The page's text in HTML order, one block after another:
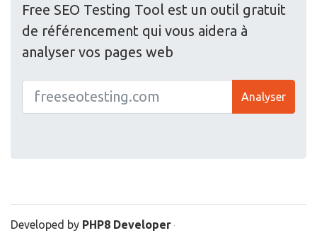
Free SEO Testing Tool est un outil gratuit
de référencement qui vous aidera à
analyser vos pages web
Analyser
Developed by PHP8 Developer